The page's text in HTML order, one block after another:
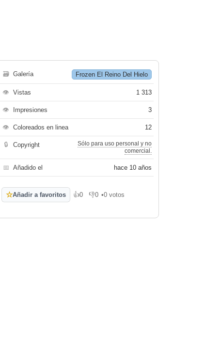
🗃 Galería Frozen El Reino Del Hielo
👁 Vistas 1 313
👁 Impresiones 3
👁 Coloreados en linea 12
🔒 Copyright
Sólo para uso personal y no
comercial.
📅 Añadido el hace 10 años
☆Añadir a favoritos 👍0
Me gusta
👎0
No me gusta
•0 votos